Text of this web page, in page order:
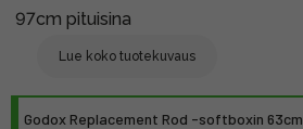
97cm pituisina
Lue koko tuotekuvaus
Godox Replacement Rod -softboxin 63cm